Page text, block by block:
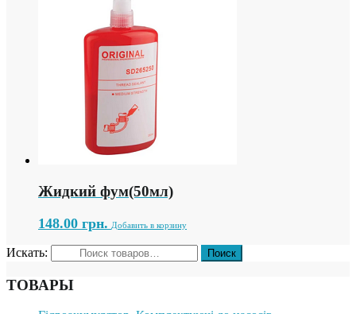
Жидкий фум(50мл)
148.00 грн. Добавить в корзину
Искать:
ТОВАРЫ